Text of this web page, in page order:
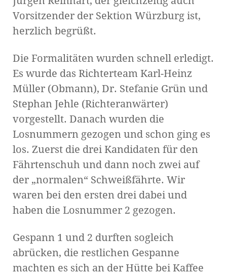
Vorsitzender der Sektion Würzburg ist,
herzlich begrüßt.
Die Formalitäten wurden schnell erledigt.
Es wurde das Richterteam Karl-Heinz
Müller (Obmann), Dr. Stefanie Grün und
Stephan Jehle (Richteranwärter)
vorgestellt. Danach wurden die
Losnummern gezogen und schon ging es
los. Zuerst die drei Kandidaten für den
Fährtenschuh und dann noch zwei auf
der „normalen“ Schweißfährte. Wir
waren bei den ersten drei dabei und
haben die Losnummer 2 gezogen.
Gespann 1 und 2 durften sogleich
abrücken, die restlichen Gespanne
machten es sich an der Hütte bei Kaffee